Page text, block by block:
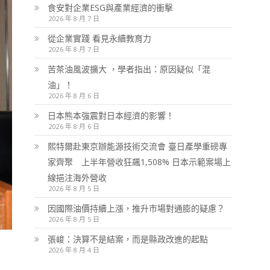
食安對企業ESG與產業經濟的衝擊
2026 年 8 月 7 日
從企業實踐 看見永續教育力
2026 年 8 月 7 日
苦茶油風波擴大 ，學者指出：原因疑似「混
油」！
2026 年 8 月 6 日
日本熊本強震對日本經濟的影響！
2026 年 8 月 6 日
熙特爾赴東京辦能源技術交流會 臺日產學重磅專
家齊聚 上半年營收狂飆1,508% 日本示範案場上
線挹注海外營收
2026 年 8 月 5 日
因國際油價持續上漲，推升市場對通膨的疑慮？
2026 年 8 月 5 日
張峻：決算不是結案，而是縣政改進的起點
2026 年 8 月 4 日